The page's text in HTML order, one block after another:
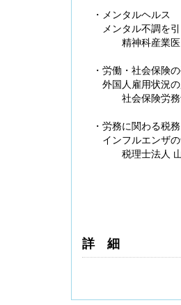
・メンタルヘルス
メンタル不調を
精神科産業医
・労働・社会保険
外国人雇用状況
社会保険労務士
・労務に関わる税務
インフルエンザ
税理士法人 山
詳細